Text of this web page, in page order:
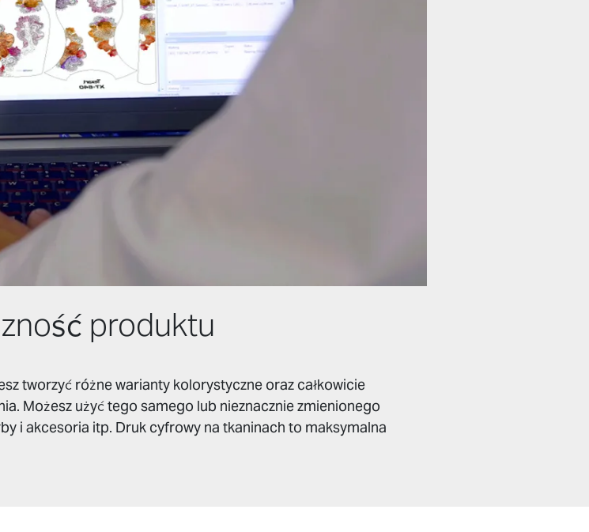
produktu
tworzyć różne warianty kolorystyczne oraz całkowicie
Możesz użyć tego samego lub nieznacznie zmienionego
i akcesoria itp. Druk cyfrowy na tkaninach to maksymalna